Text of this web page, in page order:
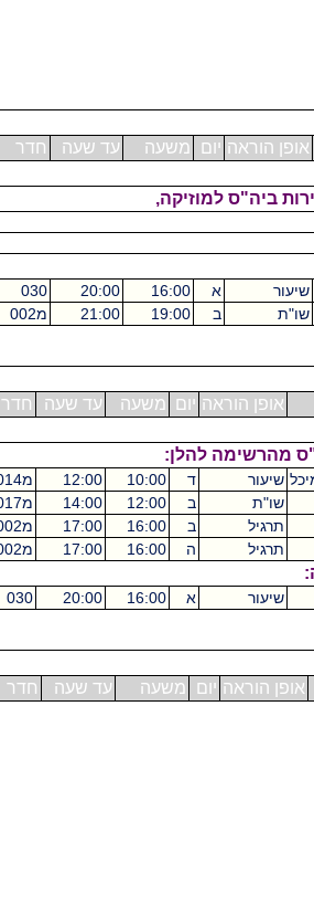
אופן הוראה יום משעה עד שעה חדר
ביה"ס למוזיקה,
שיעור א 16:00
20:00
030
שו"ת
ב 19:00
21:00 מ002
אופן הוראה יום משעה עד שעה חדר
שיעור ד 10:00
12:00 מ014
שו"ת
ב 12:00
14:00 מ017
תרגיל
ב 16:00
17:00 מ002
תרגיל
ה 16:00
17:00 מ002
שיעור א 16:00
20:00
030
אופן הוראה יום משעה עד שעה חדר